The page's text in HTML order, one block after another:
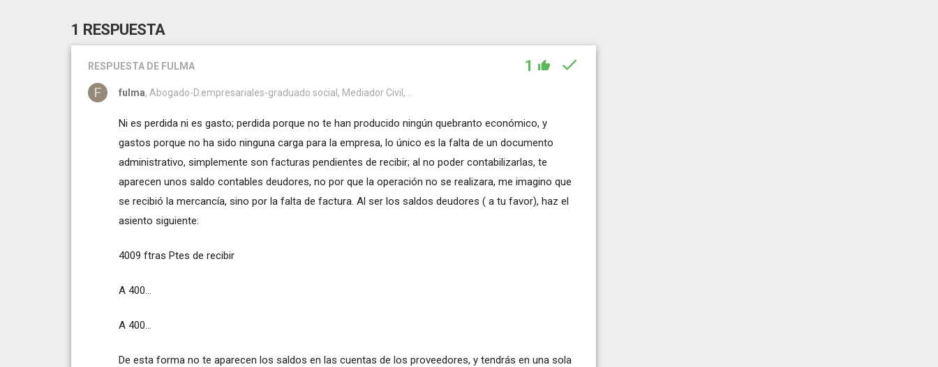
1 RESPUESTA
RESPUESTA DE FULMA 1
fulma, Abogado-D.empresariales-graduado social, Mediador Civil,...
Ni es perdida ni es gasto; perdida porque no te han producido ningún quebranto económico, y
gastos porque no ha sido ninguna carga para la empresa, lo único es la falta de un documento
administrativo, simplemente son facturas pendientes de recibir; al no poder contabilizarlas, te
aparecen unos saldo contables deudores, no por que la operación no se realizara, me imagino que
se recibió la mercancía, sino por la falta de factura. Al ser los saldos deudores ( a tu favor), haz el
asiento siguiente:
4009 ftras Ptes de recibir
A 400...
A 400...
De esta forma no te aparecen los saldos en las cuentas de los proveedores, y tendrás en una sola